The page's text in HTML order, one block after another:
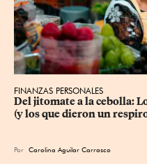
FINANZAS PERSONALES
Del jitomate a la cebolla:
(y los que dieron un
Por Carolina Aguilar Carrasco